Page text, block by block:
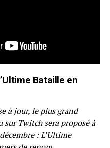
Bataille en
à jour, le plus grand
sur Twitch sera proposé à
: L’Ultime